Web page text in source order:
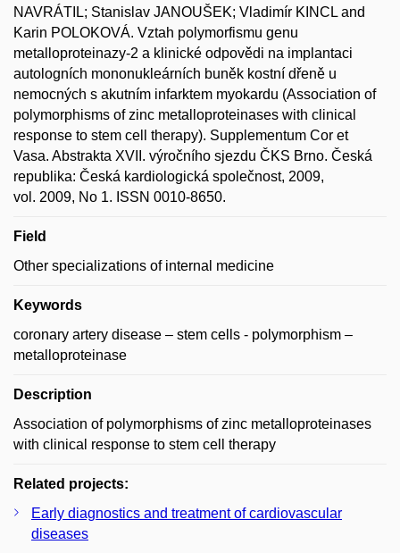
NAVRÁTIL; Stanislav JANOUŠEK; Vladimír KINCL and
Karin POLOKOVÁ. Vztah polymorfismu genu
metalloproteinazy-2 a klinické odpovědi na implantaci
autologních mononukleárních buněk kostní dřeně u
nemocných s akutním infarktem myokardu (Association of
polymorphisms of zinc metalloproteinases with clinical
response to stem cell therapy). Supplementum Cor et
Vasa. Abstrakta XVII. výročního sjezdu ČKS Brno. Česká
republika: Česká kardiologická společnost, 2009,
vol. 2009, No 1. ISSN 0010-8650.
Field
Other specializations of internal medicine
Keywords
coronary artery disease – stem cells - polymorphism –
metalloproteinase
Description
Association of polymorphisms of zinc metalloproteinases
with clinical response to stem cell therapy
Related projects:
Early diagnostics and treatment of cardiovascular
diseases